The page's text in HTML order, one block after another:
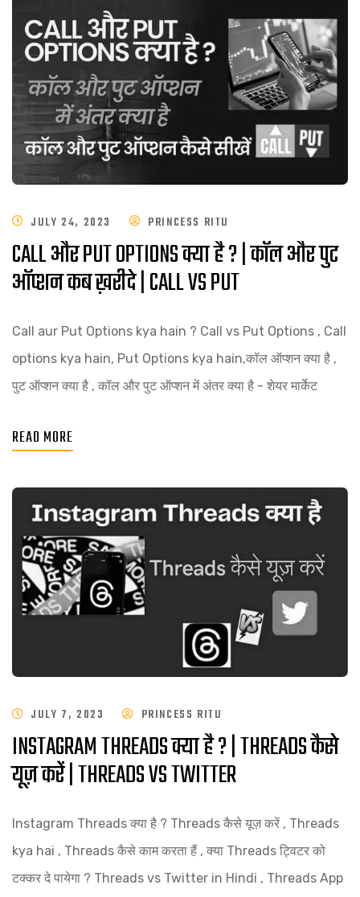
JULY 24, 2023 PRINCESS RITU
CALL और PUT OPTIONS क्या है ? | कॉल और पुट
ऑप्शन कब ख़रीदे | CALL VS PUT
Call aur Put Options kya hain ? Call vs Put Options , Call
options kya hain, Put Options kya hain,कॉल ऑप्शन क्या है ,
पुट ऑप्शन क्या है , कॉल और पुट ऑप्शन में अंतर क्या है - शेयर मार्केट
READ MORE
JULY 7, 2023 PRINCESS RITU
INSTAGRAM THREADS क्या है ? | THREADS कैसे
यूज़ करें | THREADS VS TWITTER
Instagram Threads क्या है ? Threads कैसे यूज़ करें , Threads
kya hai , Threads कैसे काम करता हैं , क्या Threads ट्विटर को
टक्कर दे पायेगा ? Threads vs Twitter in Hindi , Threads App